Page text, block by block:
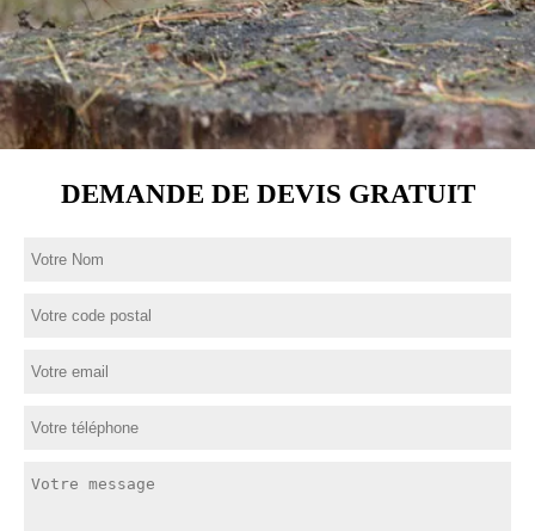
DEMANDE DE DEVIS GRATUIT